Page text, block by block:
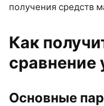
получения средств
Как
сравнение
Основные